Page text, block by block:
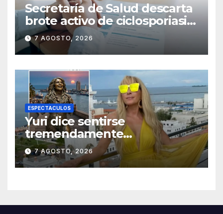
Secretaría de Salud descarta
brote activo de ciclosporiasis
en México y pide tranquilidad
a la población
7 AGOSTO, 2026
ESPECTACULOS
Yuri dice sentirse
tremendamente
emocionada sobre su estatua
que le harán en Veracruz
7 AGOSTO, 2026